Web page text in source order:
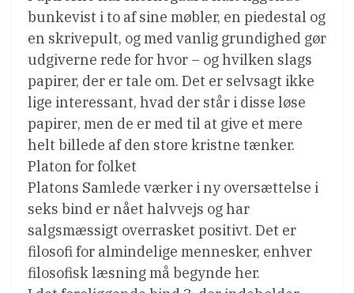
bunkevist i to af sine møbler, en piedestal og
en skrivepult, og med vanlig grundighed gør
udgiverne rede for hvor – og hvilken slags
papirer, der er tale om. Det er selvsagt ikke
lige interessant, hvad der står i disse løse
papirer, men de er med til at give et mere
helt billede af den store kristne tænker.
Platon for folket
Platons Samlede værker i ny oversættelse i
seks bind er nået halvvejs og har
salgsmæssigt overrasket positivt. Det er
filosofi for almindelige mennesker, enhver
filosofisk læsning må begynde her.